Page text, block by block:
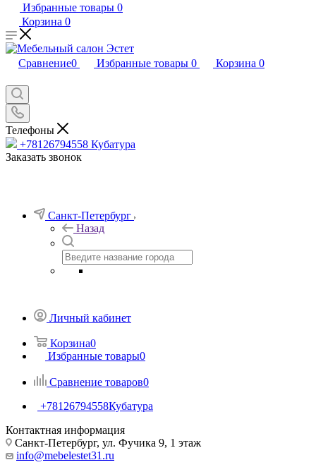
Избранные товары 0
Корзина 0
Сравнение0 Избранные товары 0 Корзина 0
Телефоны
+78126794558 Кубатура
Заказать звонок
Санкт-Петербург
Назад
Личный кабинет
Корзина0
Избранные товары0
Сравнение товаров0
+78126794558Кубатура
Контактная информация
Санкт-Петербург, ул. Фучика 9, 1 этаж
info@mebelestet31.ru